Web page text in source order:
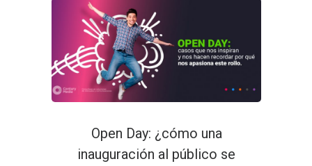
Open Day: ¿cómo una
inauguración al público se